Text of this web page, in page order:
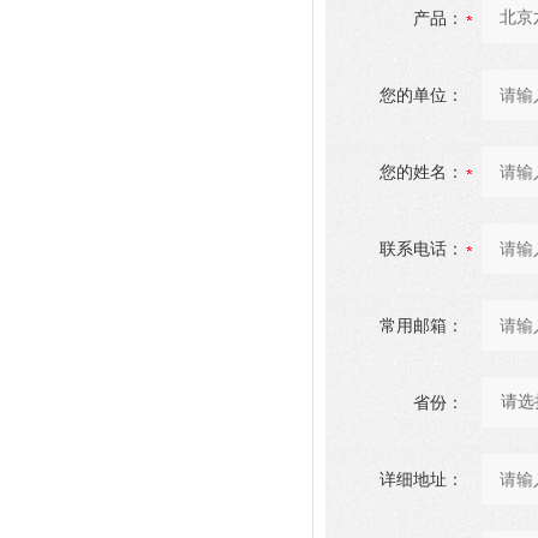
产品：
您的单位：
您的姓名：
联系电话：
常用邮箱：
省份：
详细地址：